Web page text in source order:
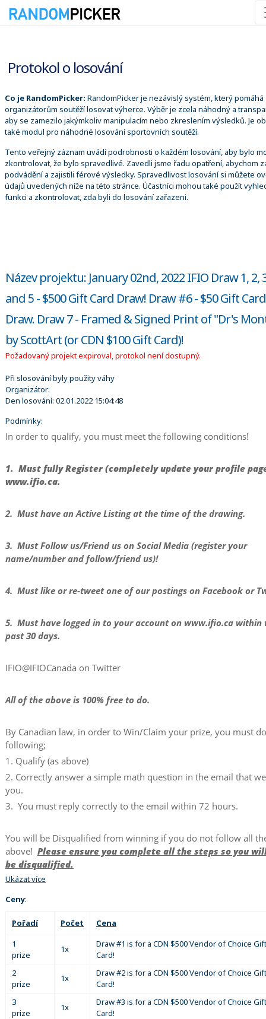
Protokol o losování
Co je RandomPicker: RandomPicker je nezávislý systém, který pomáhá
organizátorům soutěží losovat výherce. Výběr je zcela náhodný a
aby se zamezilo jakýmkoliv manipulacím nebo zkreslením výsledků. Je
také modul pro náhodné losování sportovních soutěží.
Tento veřejný záznam uvádí podrobnosti o každém losování, aby bylo
zkontrolovat, že bylo spravedlivé. Zavedli jsme řadu opatření, abychom
podvádění a zajistili férové výsledky. Spravedlivost losování si můžete
údajů uvedených níže na této stránce. Účastníci mohou také použít
funkci a zkontrolovat, zda byli do losování zařazeni.
Název projektu: January 02nd, 2022 IFIO Draw 1, 2,
and 5 - $500 Gift Card Draw! Draw #6 - $50 Gift Card
Draw. Draw 7 - Framed & Signed Print of "Dr's
by ScottArt (or CDN $100 Gift Card)!
Požadovaný projekt expiroval, protokol není dostupný.
Při slosování byly použity váhy
Organizátor:
Den losování: 02.01.2022 15:04:48
Podmínky:
In order to qualify, you must meet the following conditions!
1. Must fully Register (completely update your profile
www.ifio.ca.
2. Must have an Active Listing at the time of the drawing.
3. Must Follow us/Friend us on Social Media (register your
name/number and follow/friend us)!
4. Must like or re-tweet one of our postings on Facebook or
5. Must have logged in to your account on www.ifio.ca within
past 30 days.
IFIO@IFIOCanada on Twitter
All of the above is 100% free to do.
By Canadian law, in order to Win/Claim your prize, you must
following;
1. Qualify (as above)
2. Correctly answer a simple math question in the email that
you.
3. You must reply correctly to the email within 72 hours.
You will be Disqualified from winning if you do not follow all
above! Please ensure you complete all the steps so you
be disqualified.
Ukázat více
Ceny:
Pořadí Počet
Cena
1
prize
1x
Draw #1 is for a CDN $500 Vendor of Choice Gift
Card!
2
prize
1x
Draw #2 is for a CDN $500 Vendor of Choice Gift
Card!
3
prize
1x
Draw #3 is for a CDN $500 Vendor of Choice Gift
Card!